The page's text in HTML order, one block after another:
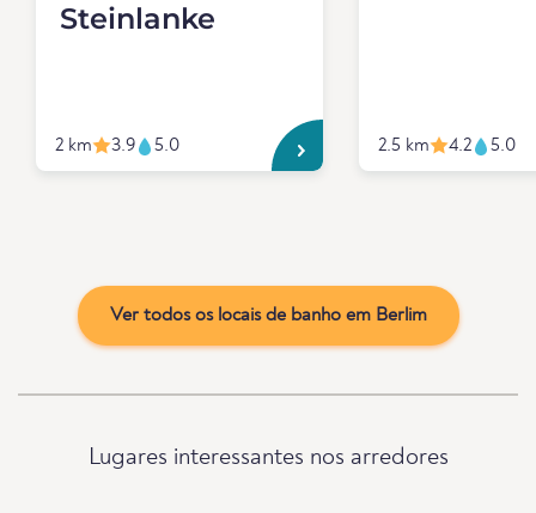
Steinlanke
2 km 3.9 5.0 2.5 km 4.2 5.0
Ver todos os locais de banho em Berlim
Lugares interessantes nos arredores